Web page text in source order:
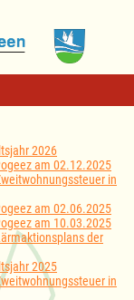
2026
am 02.12.2025
in
am 02.06.2025
am 10.03.2025
der
2025
in